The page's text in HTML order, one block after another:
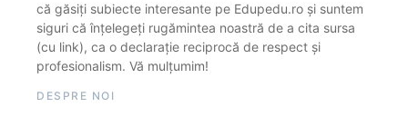
că găsiți subiecte interesante pe Edupedu.ro și suntem
siguri că înțelegeți rugămintea noastră de a cita sursa
(cu link), ca o declarație reciprocă de respect și
profesionalism. Vă mulțumim!
DESPRE NOI